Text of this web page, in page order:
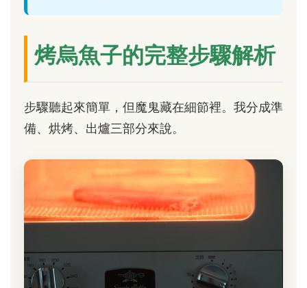
烤烏魚子的完整步驟解析
步驟聽起來簡單，但魔鬼藏在細節裡。我分成準
備、烘烤、出爐三部分來說。